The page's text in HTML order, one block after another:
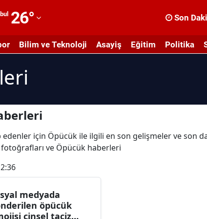
26°
Afyonkarahisar
Son
Bilim ve Teknoloji Asayiş Eğitim Politika
için Öpücük ile ilgili en son gelişmeler ve son
ve Öpücük haberleri
medyada
öpücük
cinsel taciz